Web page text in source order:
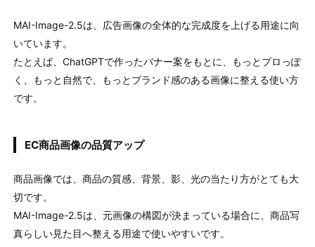
MAI-Image-2.5は、広告画像の全体的な完成度を上げる用途に向
いています。
たとえば、ChatGPTで作ったバナー案をもとに、もっとプロっぽ
く、もっと自然で、もっとブランド感のある画像に整える使い方
です。
EC商品画像の品質アップ
商品画像では、商品の質感、背景、影、光の当たり方がとても大
切です。
MAI-Image-2.5は、元画像の構図が決まっている場合に、商品写
真らしい見た目へ整える用途で使いやすいです。